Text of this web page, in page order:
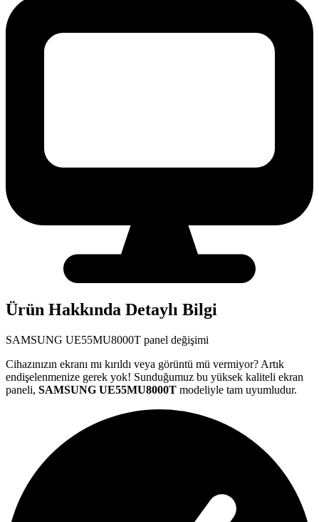
Ürün Hakkında Detaylı Bilgi
SAMSUNG UE55MU8000T panel değişimi
Cihazınızın ekranı mı kırıldı veya görüntü mü vermiyor? Artık
endişelenmenize gerek yok! Sunduğumuz bu yüksek kaliteli ekran
paneli, SAMSUNG UE55MU8000T modeliyle tam uyumludur.